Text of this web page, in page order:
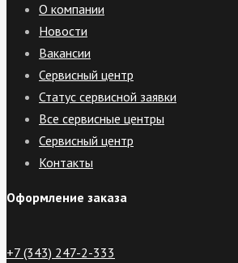
О компании
Новости
Вакансии
Сервисный центр
Статус сервисной заявки
Все сервисные центры
Сервисный центр
Контакты
Оформление заказа
+7 (343) 247-2-333